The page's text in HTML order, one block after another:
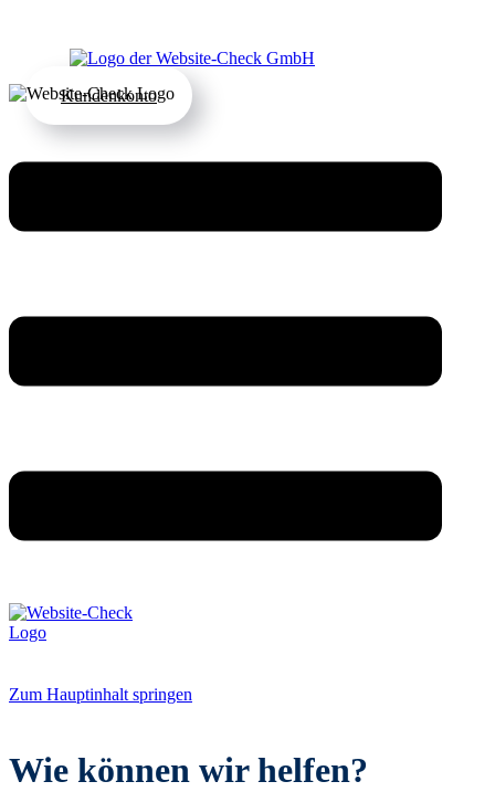
Kundenkonto
Zum Hauptinhalt springen
Wie können wir helfen?